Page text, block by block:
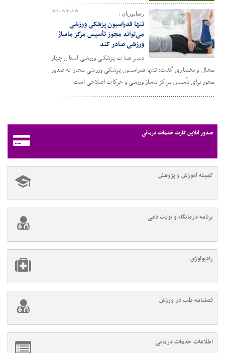
۱۴۰۳-۰۷-۱۴ ۰۸:۱۹ رضاپوریان :
تنها فدراسیون پزشکی ورزشی
می‌تواند مجوز تأسیس مرکز ماساژ
ورزشی صادر کند
دبیر هیات پزشکی ورزشی استان چهار
محال و بختیاری گفت: تنها فدراسیون پزشکی ورزشی مجاز به صدور
مجوز برای تأسیس مراکز ماساژ ورزشی و حرکات اصلاحی است
صدور آنلاین کارت خدمات درمانی
کمیته آموزش و پژوهش
برنامه درمانگاه و نوبت دهی
رادیولوژی
فصلنامه طب در ورزش
اطلاعات خدمات درمانی